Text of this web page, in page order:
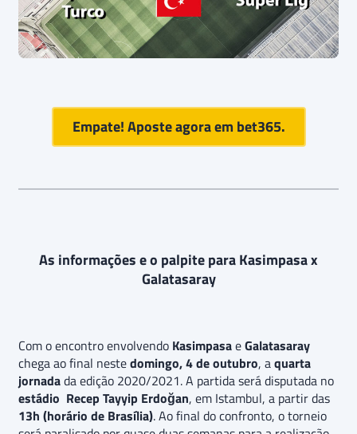
Empate! Aposte agora em bet365.
As informações e o palpite para Kasimpasa x
Galatasaray
Com o encontro envolvendo KasimpasaeGalatasaray
chega ao final nestedomingo, 4 de outubro, aquarta
jornadada edição 2020/2021. A partida será disputada no
estádio Recep Tayyip Erdoğan, em Istambul, a partir das
13h (horário de Brasília). Ao final do confronto, o torneio